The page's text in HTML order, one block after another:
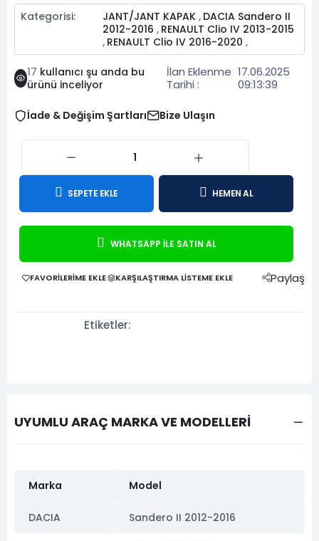
Kategorisi: JANT/JANT KAPAK , DACIA Sandero II
2012-2016 , RENAULT Clio IV 2013-2015
, RENAULT Clio IV 2016-2020 ,
17 kullanıcı şu anda bu
ürünü inceliyor
İlan Eklenme
Tarihi :
17.06.2025
09:13:39
İade & Değişim Şartları Bize Ulaşın
SEPETE EKLE HEMEN AL
WHATSAPP İLE SATIN AL
FAVORILERIME EKLE KARŞILAŞTIRMA LISTEME EKLE Paylaş
Etiketler:
UYUMLU ARAÇ MARKA VE MODELLERİ
Marka Model
DACIA Sandero II 2012-2016